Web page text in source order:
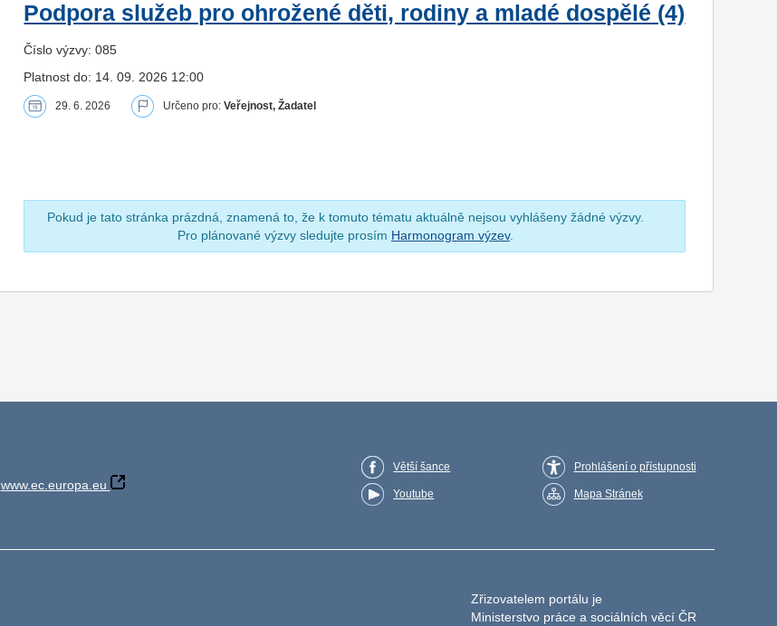
Podpora služeb pro ohrožené děti, rodiny a mladé dospělé (4)
Číslo výzvy: 085
Platnost do: 14. 09. 2026 12:00
29. 6. 2026 Určeno pro:Veřejnost, Žadatel
Pokud je tato stránka prázdná, znamená to, že k tomuto tématu aktuálně nejsou vyhlášeny žádné výzvy.
Pro plánované výzvy sledujte prosím Harmonogram výzev.
www.ec.europa.eu
Větší šance
Youtube
Prohlášení o přístupnosti
Mapa Stránek
Zřizovatelem portálu je
Ministerstvo práce a sociálních věcí ČR